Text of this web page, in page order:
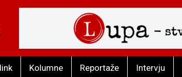
Kolumne Reportaže Intervju